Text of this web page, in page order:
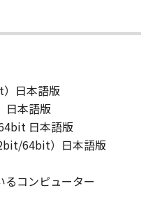
センサーのいかなる
黙示たるとを問わ
ん。
譲渡、販売、頒
の他の方法により、
」を使用させること
ェア」の全部また
日本語版
日本語版
日本語版
64bit）日本語版
るコンピューター